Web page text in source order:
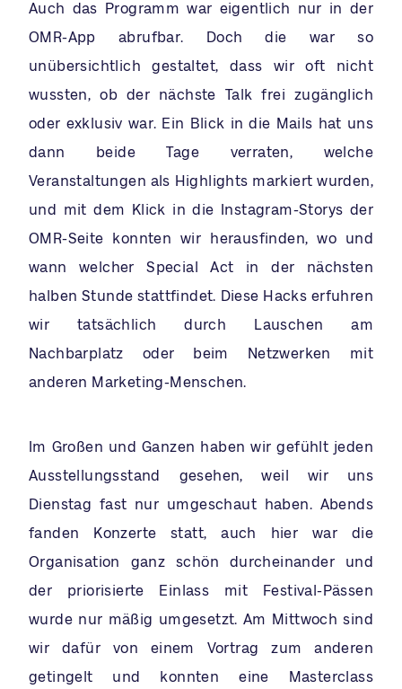
Auch das Programm war eigentlich nur in der
OMR-App abrufbar. Doch die war so
unübersichtlich gestaltet, dass wir oft nicht
wussten, ob der nächste Talk frei zugänglich
oder exklusiv war. Ein Blick in die Mails hat uns
dann beide Tage verraten, welche
Veranstaltungen als Highlights markiert wurden,
und mit dem Klick in die Instagram-Storys der
OMR-Seite konnten wir herausfinden, wo und
wann welcher Special Act in der nächsten
halben Stunde stattfindet. Diese Hacks erfuhren
wir tatsächlich durch Lauschen am
Nachbarplatz oder beim Netzwerken mit
anderen Marketing-Menschen.
Im Großen und Ganzen haben wir gefühlt jeden
Ausstellungsstand gesehen, weil wir uns
Dienstag fast nur umgeschaut haben. Abends
fanden Konzerte statt, auch hier war die
Organisation ganz schön durcheinander und
der priorisierte Einlass mit Festival-Pässen
wurde nur mäßig umgesetzt. Am Mittwoch sind
wir dafür von einem Vortrag zum anderen
getingelt und konnten eine Masterclass